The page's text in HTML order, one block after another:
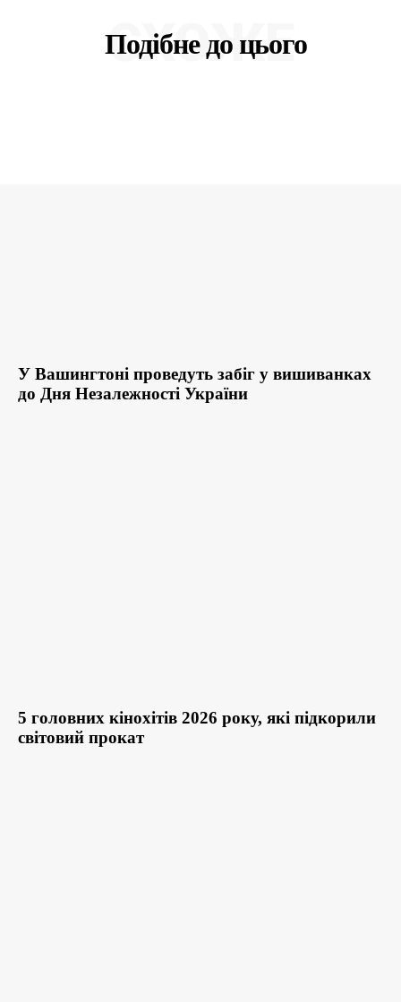
Подібне до цього
СХОЖЕ
У Вашингтоні проведуть забіг у вишиванках
до Дня Незалежності України
5 головних кінохітів 2026 року, які підкорили
світовий прокат